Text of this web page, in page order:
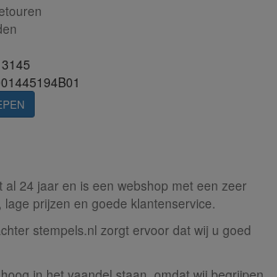
al 24 jaar en is een webshop met een zeer
prijzen en goede klantenservice.
stempels.nl zorgt ervoor dat wij u goed